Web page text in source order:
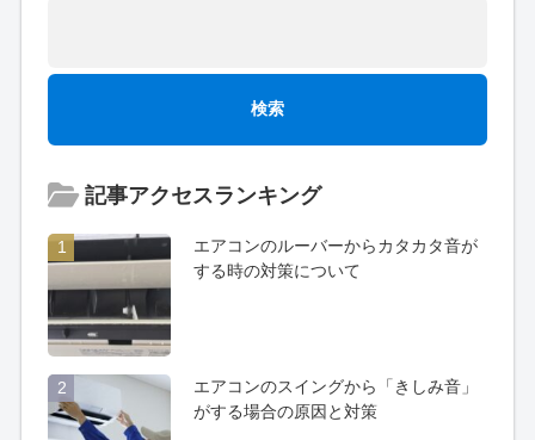
記事アクセスランキング
1
エアコンのルーバーからカタカタ音が
する時の対策について
2
エアコンのスイングから「きしみ音」
がする場合の原因と対策